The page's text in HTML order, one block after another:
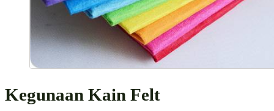
Kegunaan Kain Felt